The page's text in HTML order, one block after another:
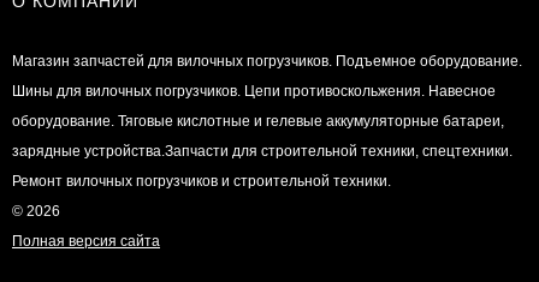
Магазин запчастей для вилочных погрузчиков. Подъемное оборудование.
Шины для вилочных погрузчиков. Цепи противоскольжения. Навесное
оборудование. Тяговые кислотные и гелевые аккумуляторные батареи,
зарядные устройства.Запчасти для строительной техники, спецтехники.
Ремонт вилочных погрузчиков и строительной техники.
© 2026
Полная версия сайта